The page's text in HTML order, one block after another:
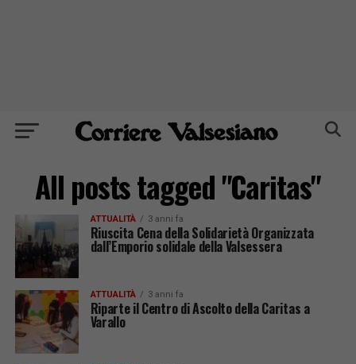
All posts tagged "Caritas"
ATTUALITÀ 3 anni fa
Riuscita Cena della Solidarietà Organizzata
dall’Emporio solidale della Valsessera
ATTUALITÀ 3 anni fa
Riparte il Centro di Ascolto della Caritas a
Varallo